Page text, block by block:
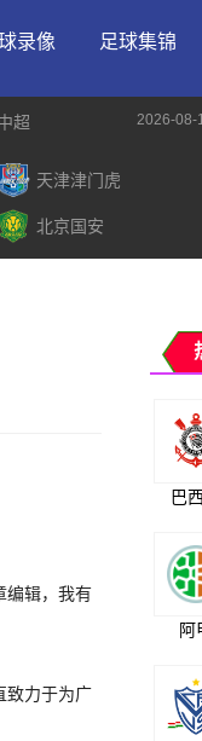
录像 足球集锦
超 2026-08-
天津津门虎
北京国安
编辑，我有
致力于为广
巴
阿